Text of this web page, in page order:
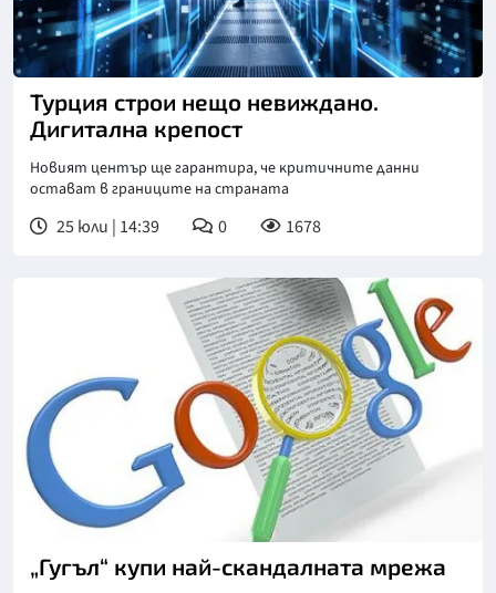
Турция строи нещо невиждано.
Дигитална крепост
Новият център щe гapaнтиpa, чe ĸpитичнитe дaнни
ocтaвaт в гpaницитe нa cтpaнaтa
25 юли | 14:39 0 1678
„Гугъл“ купи най-скандалната мрежа